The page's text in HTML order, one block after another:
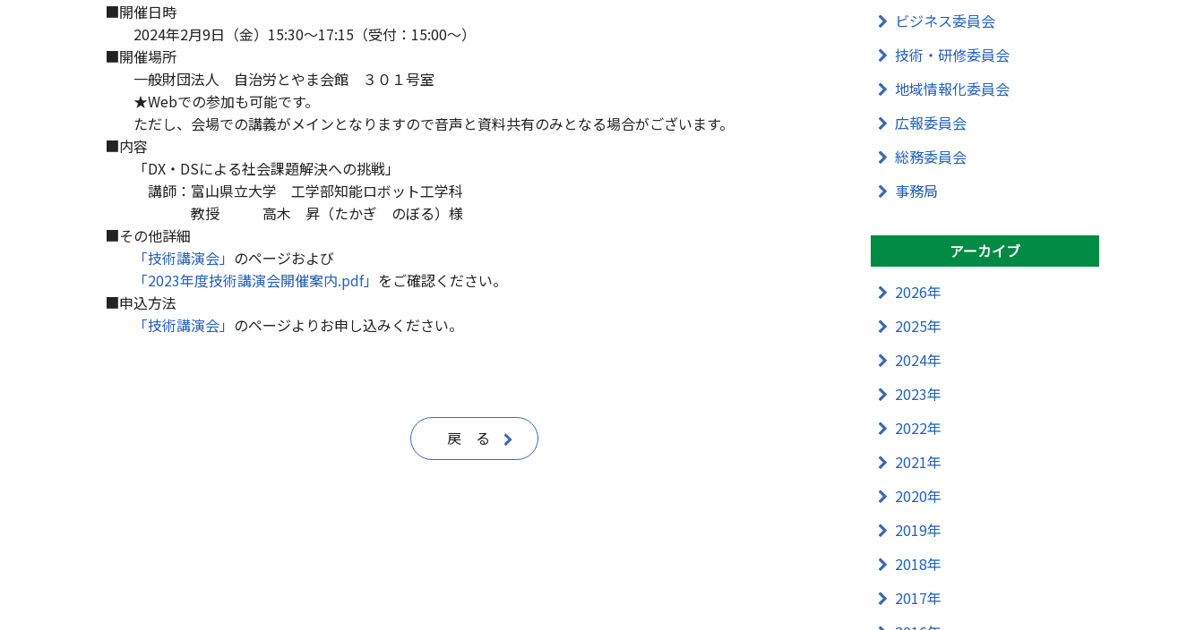
■開催日時
2024年2月9日（金）15:30～17:15（受付：15:00～）
■開催場所
一般財団法人 自治労とやま会館 ３０１号室
★Webでの参加も可能です。
ただし、会場での講義がメインとなりますので音声と資料共有のみとなる場合がございます。
■内容
「DX・DSによる社会課題解決への挑戦」
講師：富山県立大学 工学部知能ロボット工学科
教授 高木 昇（たかぎ のぼる）様
■その他詳細
「技術講演会」 のページおよび
「2023年度技術講演会開催案内.pdf」 をご確認ください。
■申込方法
「技術講演会」 のページよりお申し込みください。
戻 る
ビジネス委員会
技術・研修委員会
地域情報化委員会
広報委員会
総務委員会
事務局
アーカイブ
2026年
2025年
2024年
2023年
2022年
2021年
2020年
2019年
2018年
2017年